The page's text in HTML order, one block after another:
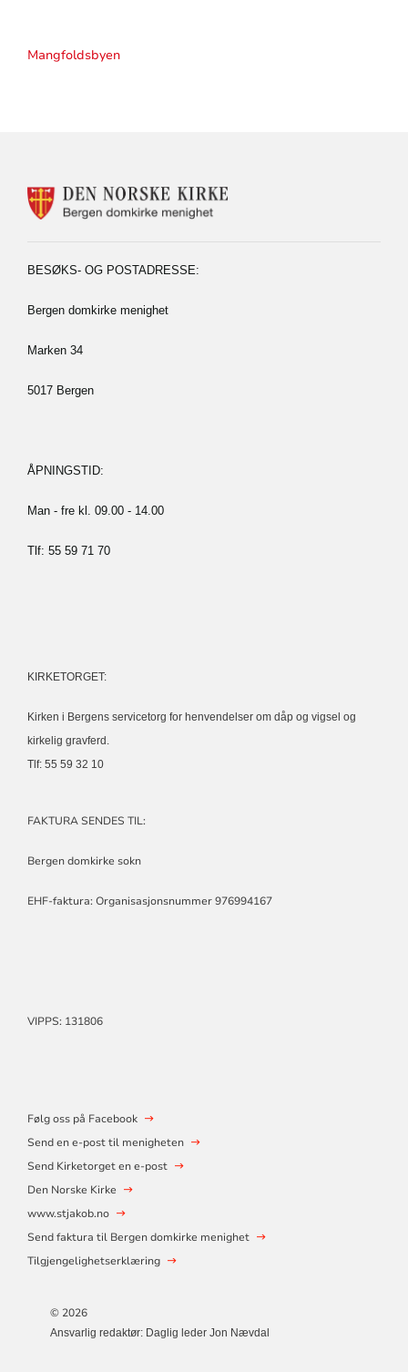
Mangfoldsbyen
KONTAKTINFORMASJON
BESØKS- OG POSTADRESSE:
Bergen domkirke menighet
Marken 34
5017 Bergen
ÅPNINGSTID:
Man - fre kl. 09.00 - 14.00
Tlf: 55 59 71 70
KIRKETORGET:
Kirken i Bergens servicetorg for henvendelser om dåp og vigsel og
kirkelig gravferd.
Tlf: 55 59 32 10
FAKTURA SENDES TIL:
Bergen domkirke sokn
EHF-faktura: Organisasjonsnummer 976994167
VIPPS: 131806
Følg oss på Facebook
Send en e-post til menigheten
Send Kirketorget en e-post
Den Norske Kirke
www.stjakob.no
Send faktura til Bergen domkirke menighet
Tilgjengelighetserklæring
© 2026
Ansvarlig redaktør: Daglig leder Jon Nævdal